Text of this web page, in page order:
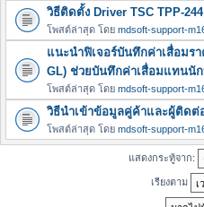
วิธีติดตั้ง Driver TSC TPP-
โพสต์ล่าสุด โดย mdsoft-support-
แนะนำฟิเจอร์บันทึกค่าเสื่อมร
GL) ช่วยบันทึกค่าเสื่อมแทนนั
โพสต์ล่าสุด โดย mdsoft-support-
วิธีนำเข้าข้อมูลคู่ค้าและผู้ติดต่
โพสต์ล่าสุด โดย mdsoft-support-
แสดงกระทู้จาก:
เรียงตาม